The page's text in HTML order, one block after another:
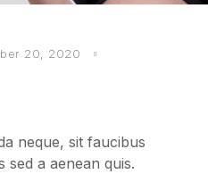
20, 2020
neque, sit faucibus
sed a aenean quis.